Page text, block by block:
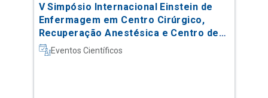
V Simpósio Internacional Einstein de
Enfermagem em Centro Cirúrgico,
Recuperação Anestésica e Centro de
Material e Esterilização
Eventos Científicos